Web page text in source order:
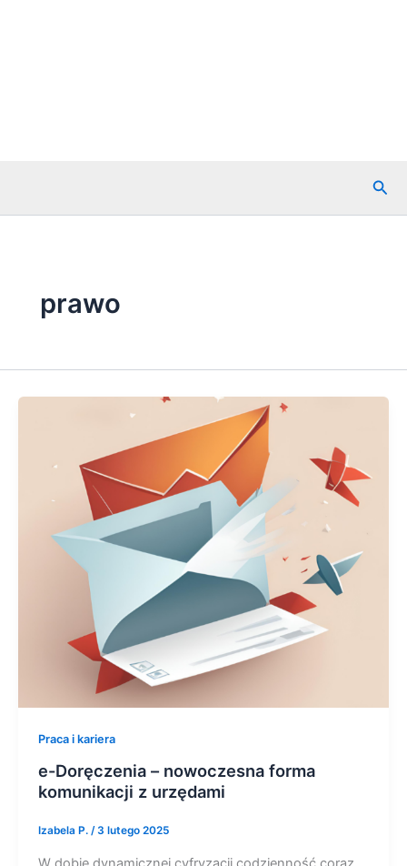
prawo
Praca i kariera
e-Doręczenia – nowoczesna forma
komunikacji z urzędami
Izabela P. /3 lutego 2025